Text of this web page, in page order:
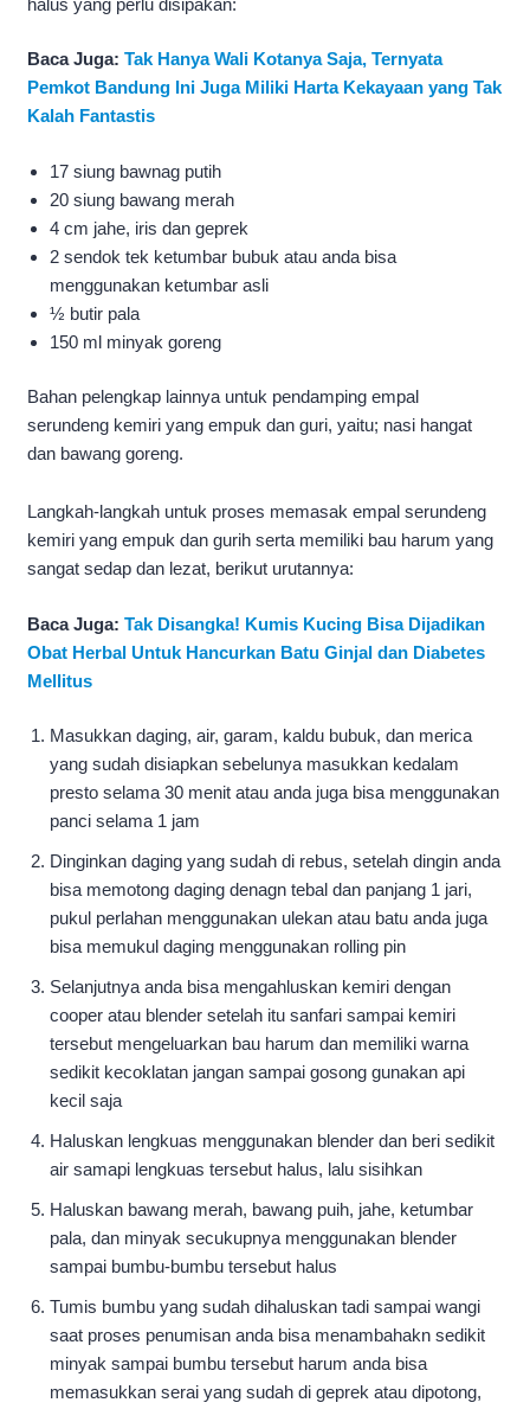
Baca Juga: Tak Hanya Wali Kotanya Saja, Ternyata
Pemkot Bandung Ini Juga Miliki Harta Kekayaan yang Tak
Kalah Fantastis
17 siung bawnag putih
20 siung bawang merah
4 cm jahe, iris dan geprek
2 sendok tek ketumbar bubuk atau anda bisa
menggunakan ketumbar asli
½ butir pala
150 ml minyak goreng
Bahan pelengkap lainnya untuk pendamping empal
serundeng kemiri yang empuk dan guri, yaitu; nasi hangat
dan bawang goreng.
Langkah-langkah untuk proses memasak empal serundeng
kemiri yang empuk dan gurih serta memiliki bau harum yang
sangat sedap dan lezat, berikut urutannya:
Baca Juga: Tak Disangka! Kumis Kucing Bisa Dijadikan
Obat Herbal Untuk Hancurkan Batu Ginjal dan Diabetes
Mellitus
Masukkan daging, air, garam, kaldu bubuk, dan merica
yang sudah disiapkan sebelunya masukkan kedalam
presto selama 30 menit atau anda juga bisa menggunakan
panci selama 1 jam
Dinginkan daging yang sudah di rebus, setelah dingin anda
bisa memotong daging denagn tebal dan panjang 1 jari,
pukul perlahan menggunakan ulekan atau batu anda juga
bisa memukul daging menggunakan rolling pin
Selanjutnya anda bisa mengahluskan kemiri dengan
cooper atau blender setelah itu sanfari sampai kemiri
tersebut mengeluarkan bau harum dan memiliki warna
sedikit kecoklatan jangan sampai gosong gunakan api
kecil saja
Haluskan lengkuas menggunakan blender dan beri sedikit
air samapi lengkuas tersebut halus, lalu sisihkan
Haluskan bawang merah, bawang puih, jahe, ketumbar
pala, dan minyak secukupnya menggunakan blender
sampai bumbu-bumbu tersebut halus
Tumis bumbu yang sudah dihaluskan tadi sampai wangi
saat proses penumisan anda bisa menambahakn sedikit
minyak sampai bumbu tersebut harum anda bisa
memasukkan serai yang sudah di geprek atau dipotong,